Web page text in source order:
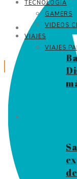
TECNOLOGÍA
GAMERS
VIDEOS
VIAJES
VIAJES